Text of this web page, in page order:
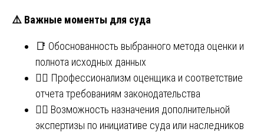
⚠️ Важные моменты для суда
📑 Обоснованность выбранного метода оценки и
полнота исходных данных
🧑‍⚖️ Профессионализм оценщика и соответствие
отчета требованиям законодательства
🕵️‍♂️ Возможность назначения дополнительной
экспертизы по инициативе суда или наследников